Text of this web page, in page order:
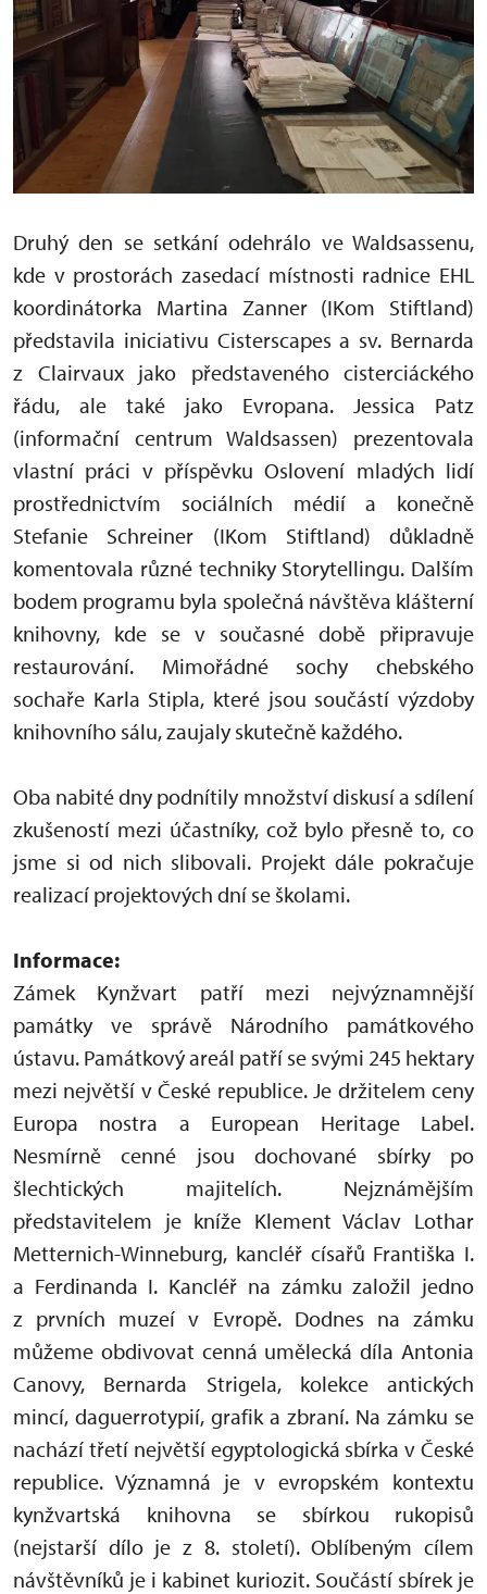
Druhý den se setkání odehrálo ve Waldsassenu,
kde v prostorách zasedací místnosti radnice EHL
koordinátorka Martina Zanner (IKom Stiftland)
představila iniciativu Cisterscapes a sv. Bernarda
z Clairvaux jako představeného cisterciáckého
řádu, ale také jako Evropana. Jessica Patz
(informační centrum Waldsassen) prezentovala
vlastní práci v příspěvku Oslovení mladých lidí
prostřednictvím sociálních médií a konečně
Stefanie Schreiner (IKom Stiftland) důkladně
komentovala různé techniky Storytellingu. Dalším
bodem programu byla společná návštěva klášterní
knihovny, kde se v současné době připravuje
restaurování. Mimořádné sochy chebského
sochaře Karla Stipla, které jsou součástí výzdoby
knihovního sálu, zaujaly skutečně každého.
Oba nabité dny podnítily množství diskusí a sdílení
zkušeností mezi účastníky, což bylo přesně to, co
jsme si od nich slibovali. Projekt dále pokračuje
realizací projektových dní se školami.
Informace:
Zámek Kynžvart patří mezi nejvýznamnější
památky ve správě Národního památkového
ústavu. Památkový areál patří se svými 245 hektary
mezi největší v České republice. Je držitelem ceny
Europa nostra a European Heritage Label.
Nesmírně cenné jsou dochované sbírky po
šlechtických majitelích. Nejznámějším
představitelem je kníže Klement Václav Lothar
Metternich-Winneburg, kancléř císařů Františka I.
a Ferdinanda I. Kancléř na zámku založil jedno
z prvních muzeí v Evropě. Dodnes na zámku
můžeme obdivovat cenná umělecká díla Antonia
Canovy, Bernarda Strigela, kolekce antických
mincí, daguerrotypií, grafik a zbraní. Na zámku se
nachází třetí největší egyptologická sbírka v České
republice. Významná je v evropském kontextu
kynžvartská knihovna se sbírkou rukopisů
(nejstarší dílo je z 8. století). Oblíbeným cílem
návštěvníků je i kabinet kuriozit. Součástí sbírek je